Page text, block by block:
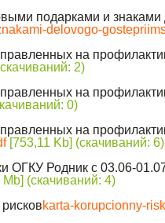
подарками и знаками
delovogo-
на
2)
на
0)
на
[753,11 Kb] (cкачиваний: 6)
ОГКУ Родник с 03.06-
(cкачиваний: 4)
karta-korupcionny-